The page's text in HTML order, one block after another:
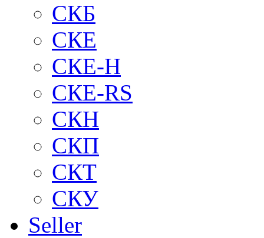
СКБ
СКЕ
СКЕ-H
СКЕ-RS
СКН
СКП
СКТ
СКУ
Seller